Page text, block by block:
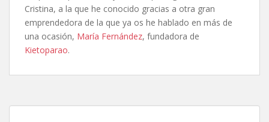
Cristina, a la que he conocido gracias a otra gran
emprendedora de la que ya os he hablado en más de
una ocasión, María Fernández, fundadora de
Kietoparao.